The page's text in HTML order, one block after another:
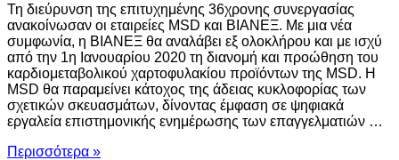
Τη διεύρυνση της επιτυχημένης 36χρονης συνεργασίας
ανακοίνωσαν οι εταιρείες MSD και ΒΙΑΝΕΞ. Με μια νέα
συμφωνία, η ΒΙΑΝΕΞ θα αναλάβει εξ ολοκλήρου και με ισχύ
από την 1η Ιανουαρίου 2020 τη διανομή και προώθηση του
καρδιομεταβολικού χαρτοφυλακίου προϊόντων της MSD. Η
MSD θα παραμείνει κάτοχος της άδειας κυκλοφορίας των
σχετικών σκευασμάτων, δίνοντας έμφαση σε ψηφιακά
εργαλεία επιστημονικής ενημέρωσης των επαγγελματιών …
Περισσότερα »